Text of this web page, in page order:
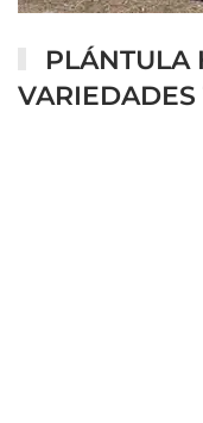
PLÁNTULA